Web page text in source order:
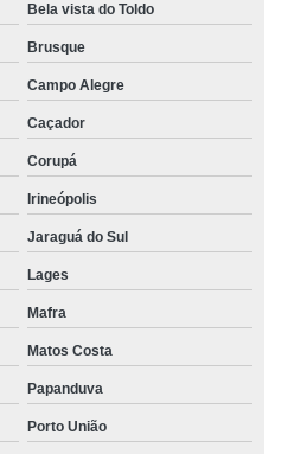
Bela vista do Toldo
Brusque
Campo Alegre
Caçador
Corupá
Irineópolis
Jaraguá do Sul
Lages
Mafra
Matos Costa
Papanduva
Porto União